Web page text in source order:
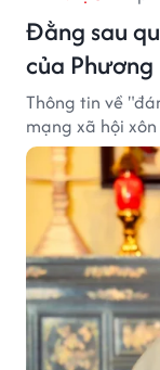
Đằng sau
của Phương
Thông tin về
mạng xã hội